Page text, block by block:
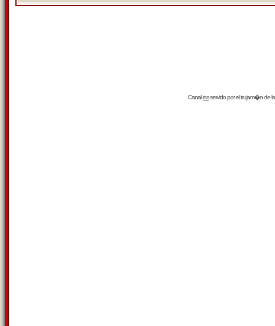
Canalrssservido por eltrujam�nde